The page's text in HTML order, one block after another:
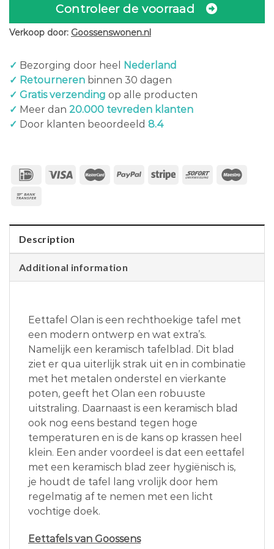
Controleer de voorraad
Verkoop door: Goossenswonen.nl
✓ Bezorging door heel
Nederland
✓ Retourneren binnen 30 dagen
✓ Gratis verzending op alle producten
✓ Meer dan 20.000 tevreden klanten
✓ Door klanten beoordeeld 8.4
Description
Additional information
Eettafel Olan is een rechthoekige tafel met
een modern ontwerp en wat extra’s.
Namelijk een keramisch tafelblad. Dit blad
ziet er qua uiterlijk strak uit en in combinatie
met het metalen onderstel en vierkante
poten, geeft het Olan een robuuste
uitstraling. Daarnaast is een keramisch blad
ook nog eens bestand tegen hoge
temperaturen en is de kans op krassen heel
klein. Een ander voordeel is dat een eettafel
met een keramisch blad zeer hygiënisch is,
je houdt de tafel lang vrolijk door hem
regelmatig af te nemen met een licht
vochtige doek.
Eettafels van Goossens